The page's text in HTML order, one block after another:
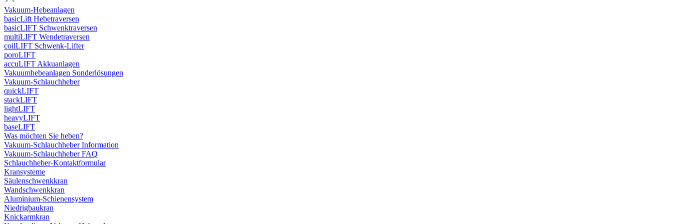
Vakuum-Hebeanlagen
basicLift Hebetraversen
basicLIFT Schwenktraversen
multiLIFT Wendetraversen
coilLIFT Schwenk-Lifter
poroLIFT
accuLIFT Akkuanlagen
Vakuumhebeanlagen Sonderlösungen
Vakuum-Schlauchheber
quickLIFT
stackLIFT
lightLIFT
heavyLIFT
baseLIFT
Was möchten Sie heben?
Vakuum-Schlauchheber Information
Vakuum-Schlauchheber FAQ
Schlauchheber-Kontaktformular
Kransysteme
Säulenschwenkkran
Wandschwenkkran
Aluminium-Schienensystem
Niedrigbaukran
Knickarmkran